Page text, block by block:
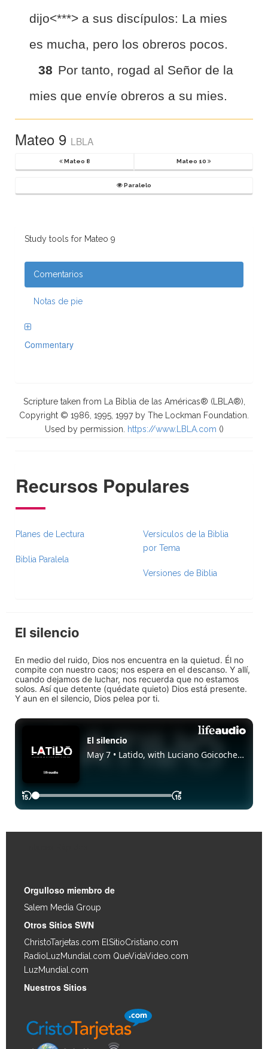
dijo<***> a sus discípulos: La mies
es mucha, pero los obreros pocos.
38 Por tanto, rogad al Señor de la
mies que envíe obreros a su mies.
Mateo 9 LBLA
Mateo 8 Mateo 10
Paralelo
Study tools for Mateo 9
Comentarios
Notas de pie
Commentary
Scripture taken from La Biblia de las Américas® (LBLA®),
Copyright © 1986, 1995, 1997 by The Lockman Foundation.
Used by permission.
https://www.LBLA.com ()
Recursos Populares
Planes de Lectura
Biblia Paralela
Versículos de la Biblia
por Tema
Versiones de Biblia
El silencio
En medio del ruido, Dios nos encuentra en la quietud. Él no
compite con nuestro caos; nos espera en el descanso. Y allí,
cuando dejamos de luchar, nos recuerda que no estamos
solos. Así que detente (quédate quieto) Dios está presente.
Y aun en el silencio, Dios pelea por ti.
Orgulloso miembro de
Salem Media Group
Otros Sitios SWN
ChristoTarjetas.com ElSitioCristiano.com
RadioLuzMundial.com QueVidaVideo.com
LuzMundial.com
Nuestros Sitios